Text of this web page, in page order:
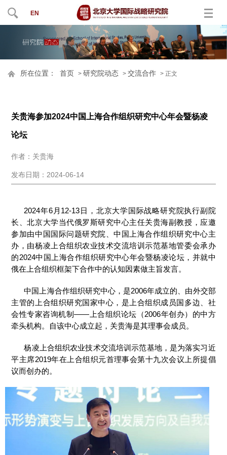
EN
所在位置： 首页 >研究院动态 >交流合作 > 正文
关贵海参加2024中国上海合作组织研究中心年会暨杨凌
论坛
作者：关贵海
发布日期：2024-06-14
2024年6月12-13日，北京大学国际战略研究院执行副院
长、北京大学当代俄罗斯研究中心主任关贵海副教授，应邀
参加由中国国际问题研究院、中国上海合作组织研究中心主
办，由杨凌上合组织农业技术交流培训示范基地管委会承办
的2024中国上海合作组织研究中心年会暨杨凌论坛，并就中
俄在上合组织框架下合作中的认知因素做主旨发言。
中国上海合作组织研究中心，是2006年成立的、由外交部
主管的上合组织研究国家中心，是上合组织成员国多边、社
会性专家咨询机制——上合组织论坛（2006年创办）的中方
牵头机构。自该中心成立起，关贵海是其理事会成员。
杨凌上合组织农业技术交流培训示范基地，是为落实习近
平主席2019年在上合组织元首理事会第十九次会议上所提倡
议而创办的。